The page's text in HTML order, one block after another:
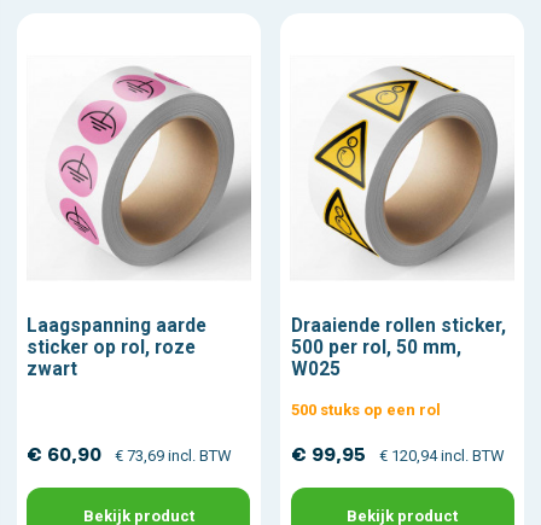
Laagspanning aarde
sticker op rol, roze
zwart
€ 60,90 € 73,69 incl. BTW
Bekijk product
Draaiende rollen sticker,
500 per rol, 50 mm,
W025
500 stuks op een rol
€ 99,95 € 120,94 incl. BTW
Bekijk product